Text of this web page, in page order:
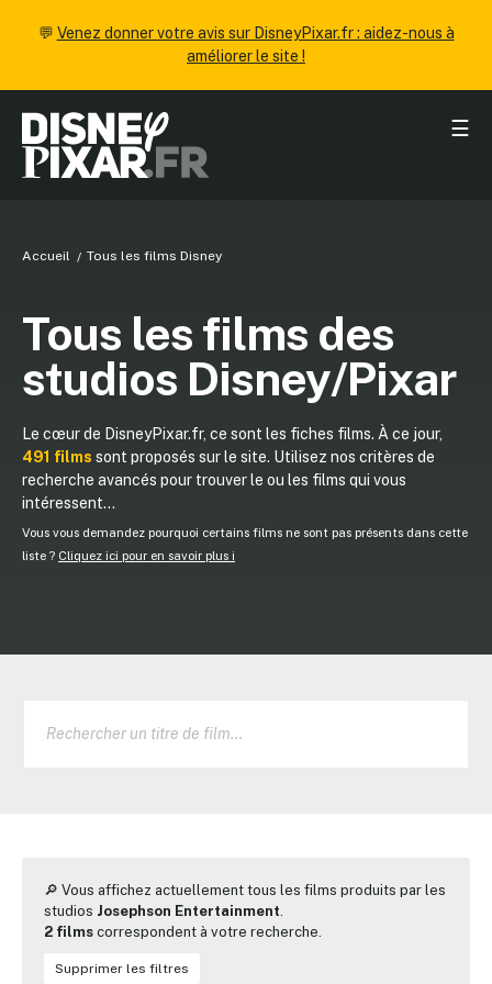
💬 Venez donner votre avis sur DisneyPixar.fr : aidez-nous à
améliorer le site !
☰
Accueil Tous les films Disney
Tous les films des
studios Disney/Pixar
Le cœur de DisneyPixar.fr, ce sont les fiches films. À ce jour,
491 films sont proposés sur le site. Utilisez nos critères de
recherche avancés pour trouver le ou les films qui vous
intéressent...
Vous vous demandez pourquoi certains films ne sont pas présents dans cette
liste ? Cliquez ici pour en savoir plus ℹ️
🔎 Vous affichez actuellement tous les films produits par les
studios Josephson Entertainment.
2 films correspondent à votre recherche.
Supprimer les filtres